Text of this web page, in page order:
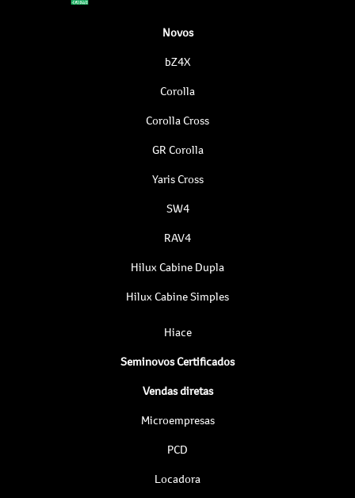
Novos
bZ4X
Corolla
Corolla Cross
GR Corolla
Yaris Cross
SW4
RAV4
Hilux Cabine Dupla
Hilux Cabine Simples
Hiace
Seminovos Certificados
Vendas diretas
Microempresas
PCD
Locadora